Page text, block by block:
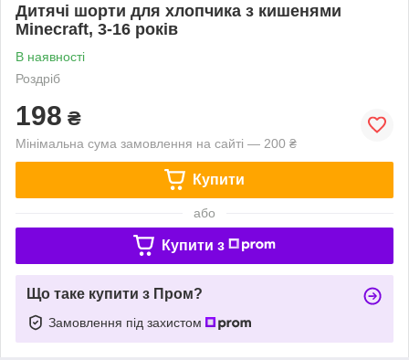
Дитячі шорти для хлопчика з кишенями
Minecraft, 3-16 років
В наявності
Роздріб
198 ₴
Мінімальна сума замовлення на сайті — 200 ₴
Купити
або
Купити з
Що таке купити з Пром?
Замовлення під захистом